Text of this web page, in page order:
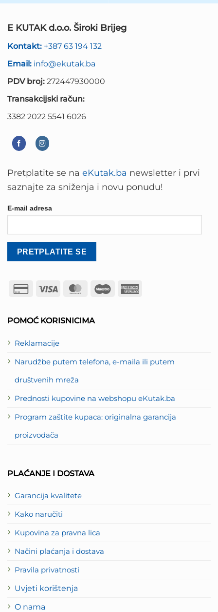
E KUTAK d.o.o. Široki Brijeg
Kontakt: +387 63 194 132
Email: info@ekutak.ba
PDV broj: 272447930000
Transakcijski račun:
3382 2022 5541 6026
POMOĆ KORISNICIMA
Reklamacije
Narudžbe putem telefona, e-maila ili putem
društvenih mreža
Prednosti kupovine na webshopu eKutak.ba
Program zaštite kupaca: originalna garancija
proizvođača
PLAĆANJE I DOSTAVA
Garancija kvalitete
Kako naručiti
Kupovina za pravna lica
Načini plaćanja i dostava
Pravila privatnosti
Uvjeti korištenja
O nama
Pretplatite se na eKutak.ba newsletter i prvi
saznajte za sniženja i novu ponudu!
E-mail adresa
Credit
Visa MasterCard
Maestro